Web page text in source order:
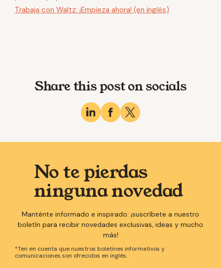
Trabaja con Waltz: ¡Empieza ahora! (en inglés)
Share this post on socials
No te pierdas
ninguna novedad
Manténte informado e inspirado: ¡suscríbete a nuestro
boletín para recibir novedades exclusivas, ideas y mucho
más!
*Ten en cuenta que nuestros boletines informativos y
comunicaciones son ofrecidos en inglés.